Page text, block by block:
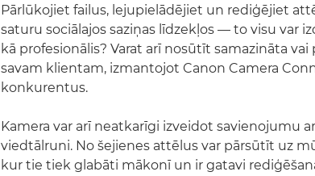
Pārlūkojiet failus, lejupielādējiet un rediģējiet
saturu sociālajos saziņas līdzekļos — to visu var
kā profesionālis? Varat arī nosūtīt samazināta
savam klientam, izmantojot Canon Camera
konkurentus.
Kamera var arī neatkarīgi izveidot savienojumu
viedtālruni. No šejienes attēlus var pārsūtīt uz
kur tie tiek glabāti mākonī un ir gatavi